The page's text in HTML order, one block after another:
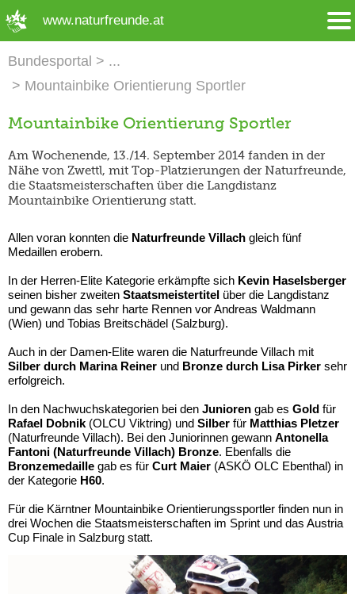
www.naturfreunde.at
Bundesportal
Mountainbike Orientierung Sportler
Mountainbike Orientierung Sportler
Am Wochenende, 13./14. September 2014 fanden in der
Nähe von Zwettl, mit Top-Platzierungen der Naturfreunde,
die Staatsmeisterschaften über die Langdistanz
Mountainbike Orientierung statt.
Allen voran konnten die Naturfreunde Villach gleich fünf
Medaillen erobern.
In der Herren-Elite Kategorie erkämpfte sich Kevin Haselsberger
seinen bisher zweiten Staatsmeistertitel über die Langdistanz
und gewann das sehr harte Rennen vor Andreas Waldmann
(Wien) und Tobias Breitschädel (Salzburg).
Auch in der Damen-Elite waren die Naturfreunde Villach mit
Silber durch Marina Reiner und Bronze durch Lisa Pirker sehr
erfolgreich.
In den Nachwuchskategorien bei den Junioren gab es Gold für
Rafael Dobnik (OLCU Viktring) und Silber für Matthias Pletzer
(Naturfreunde Villach). Bei den Juniorinnen gewann Antonella
Fantoni (Naturfreunde Villach) Bronze. Ebenfalls die
Bronzemedaille gab es für Curt Maier (ASKÖ OLC Ebenthal) in
der Kategorie H60.
Für die Kärntner Mountainbike Orientierungssportler finden nun in
drei Wochen die Staatsmeisterschaften im Sprint und das Austria
Cup Finale in Salzburg statt.